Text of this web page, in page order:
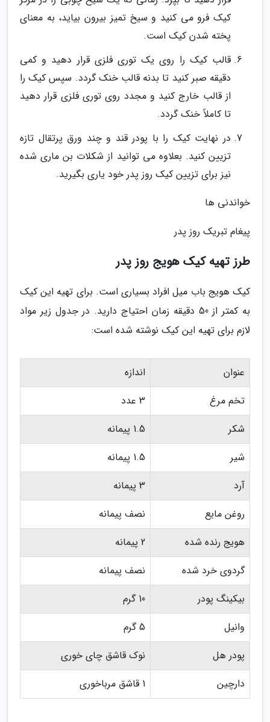
کیک فرو می کنید و سیخ تمیز بیرون بیاید، به معنای
پخته شدن کیک است.
قالب کیک را روی یک توری فلزی قرار دهید و کمی
دقیقه صبر کنید تا بدنه قالب خنک گردد. سپس کیک را
از قالب خارج کنید و مجدد روی توری فلزی قرار دهید
تا کاملاً خنک گردد.
در نهایت کیک را با پودر قند و چند ورق پرتقال تازه
تزیین کنید. بعلاوه می توانید از شکلات بن ماری شده
نیز برای تزیین کیک روز پدر خود یاری بگیرید.
خواندنی ها
پیغام تبریک روز پدر
طرز تهیه کیک هویج روز پدر
کیک هویج باب میل افراد بسیاری است. برای تهیه این کیک
به کمتر از 50 دقیقه زمان احتیاج دارید. در جدول زیر مواد
لازم برای تهیه این کیک نوشته شده است:
عنوان
اندازه
تخم مرغ
3 عدد
شکر
1.5 پیمانه
شیر
1.5 پیمانه
آرد
3 پیمانه
روغن مایع
نصف پیمانه
هویج رنده شده
2 پیمانه
گردوی خرد شده
نصف پیمانه
بیکینگ پودر
10 گرم
وانیل
5 گرم
پودر هل
نوک قاشق چای خوری
دارچین
1 قاشق مرباخوری